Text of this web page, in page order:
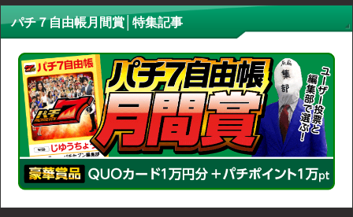
パチ７自由帳月間賞│特集記事